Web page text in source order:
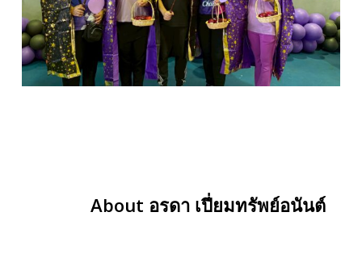
About อรดา เปี่ยมทรัพย์อนันต์